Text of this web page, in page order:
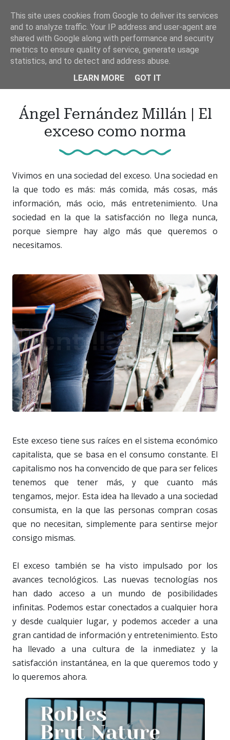
contenido
principal
Ángel Fernández Millán | El
exceso como norma
Vivimos en una sociedad del exceso. Una sociedad en
la que todo es más: más comida, más cosas, más
información, más ocio, más entretenimiento. Una
sociedad en la que la satisfacción no llega nunca,
porque siempre hay algo más que queremos o
necesitamos.
Este exceso tiene sus raíces en el sistema económico
capitalista, que se basa en el consumo constante. El
capitalismo nos ha convencido de que para ser felices
tenemos que tener más, y que cuanto más
tengamos, mejor. Esta idea ha llevado a una sociedad
consumista, en la que las personas compran cosas
que no necesitan, simplemente para sentirse mejor
consigo mismas.
El exceso también se ha visto impulsado por los
avances tecnológicos. Las nuevas tecnologías nos
han dado acceso a un mundo de posibilidades
infinitas. Podemos estar conectados a cualquier hora
y desde cualquier lugar, y podemos acceder a una
gran cantidad de información y entretenimiento. Esto
ha llevado a una cultura de la inmediatez y la
satisfacción instantánea, en la que queremos todo y
lo queremos ahora.
This site uses cookies from Google to deliver its services
and to analyze traffic. Your IP address and user-agent are
shared with Google along with performance and security
metrics to ensure quality of service, generate usage
statistics, and to detect and address abuse.
LEARN MORE
GOT IT